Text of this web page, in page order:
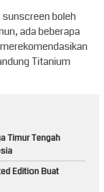
boleh
ada beberapa
Titanium
Timur Tengah
Edition Buat